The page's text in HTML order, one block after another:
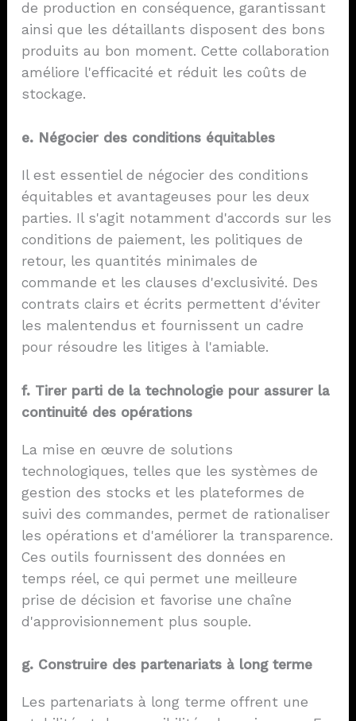
de production en conséquence, garantissant
ainsi que les détaillants disposent des bons
produits au bon moment. Cette collaboration
améliore l'efficacité et réduit les coûts de
stockage.
e. Négocier des conditions équitables
Il est essentiel de négocier des conditions
équitables et avantageuses pour les deux
parties. Il s'agit notamment d'accords sur les
conditions de paiement, les politiques de
retour, les quantités minimales de
commande et les clauses d'exclusivité. Des
contrats clairs et écrits permettent d'éviter
les malentendus et fournissent un cadre
pour résoudre les litiges à l'amiable.
f. Tirer parti de la technologie pour assurer la
continuité des opérations
La mise en œuvre de solutions
technologiques, telles que les systèmes de
gestion des stocks et les plateformes de
suivi des commandes, permet de rationaliser
les opérations et d'améliorer la transparence.
Ces outils fournissent des données en
temps réel, ce qui permet une meilleure
prise de décision et favorise une chaîne
d'approvisionnement plus souple.
g. Construire des partenariats à long terme
Les partenariats à long terme offrent une